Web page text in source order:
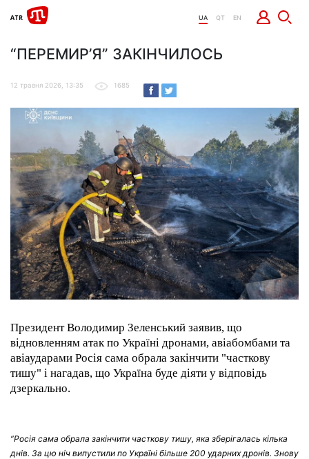
UA QT EN
“ПЕРЕМИР’Я” ЗАКІНЧИЛОСЬ
12 травня 2026, 13:35 1685
Президент Володимир Зеленський заявив, що
відновленням атак по Україні дронами, авіабомбами та
авіаударами Росія сама обрала закінчити "часткову
тишу" і нагадав, що Україна буде діяти у відповідь
дзеркально.
“Росія сама обрала закінчити часткову тишу, яка зберігалась кілька
днів. За цю ніч випустили по Україні більше 200 ударних дронів. Знову